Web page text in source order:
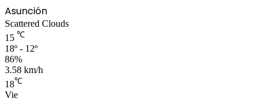
Asunción
Scattered Clouds
15 ℃
18º - 12º
86%
3.58 km/h
18℃
Vie